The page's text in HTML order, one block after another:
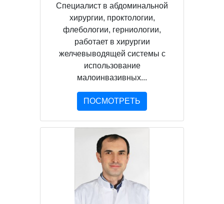
Специалист в абдоминальной
хирургии, проктологии,
флебологии, герниологии,
работает в хирургии
желчевыводящей системы с
использование
малоинвазивных...
ПОСМОТРЕТЬ